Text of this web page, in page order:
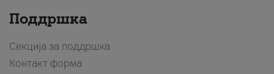
Поддршка
Секција за поддршка
Контакт форма